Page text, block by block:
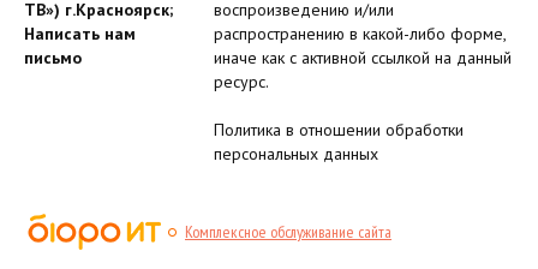
ТВ») г.Красноярск;
Написать нам
письмо
воспроизведению и/или
распространению в какой-либо форме,
иначе как с активной ссылкой на данный
ресурс.
Политика в отношении обработки
персональных данных
Комплексное обслуживание сайта